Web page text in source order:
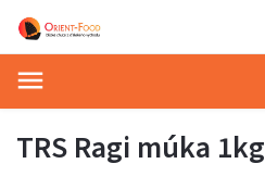
TRS Ragi múka 1kg